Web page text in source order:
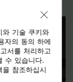
와 기술 쿠키와
자의 동의 하에
서를 처리하고
수 있습니다.
참조하십시